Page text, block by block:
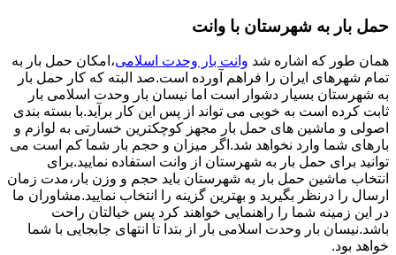
حمل بار به شهرستان با وانت
همان طور که اشاره شد وانت بار وحدت اسلامی،امکان حمل بار به
تمام شهرهای ایران را فراهم آورده است.صد البته که کار حمل بار
به شهرستان بسیار دشوار است اما نیسان بار وحدت اسلامی بار
ثابت کرده است به خوبی می تواند از پس این کار برآید.با بسته بندی
اصولی و ماشین های حمل بار مجهز کوچکترین خسارتی به لوازم و
بارهای شما وارد نخواهد شد.اگر میزان و حجم بار شما کم است می
توانید برای حمل بار به شهرستان از وانت استفاده نمایید.برای
انتخاب ماشین حمل بار به شهرستان باید حجم و وزن بار،مدت زمان
ارسال را درنظر بگیرید و بهترین گزینه را انتخاب نمایید.مشاوران ما
در این زمینه شما را راهنمایی خواهند کرد پس خیالتان راحت
باشد.نیسان بار وحدت اسلامی بار از بتدا تا انتهای جابجایی با شما
خواهد بود.